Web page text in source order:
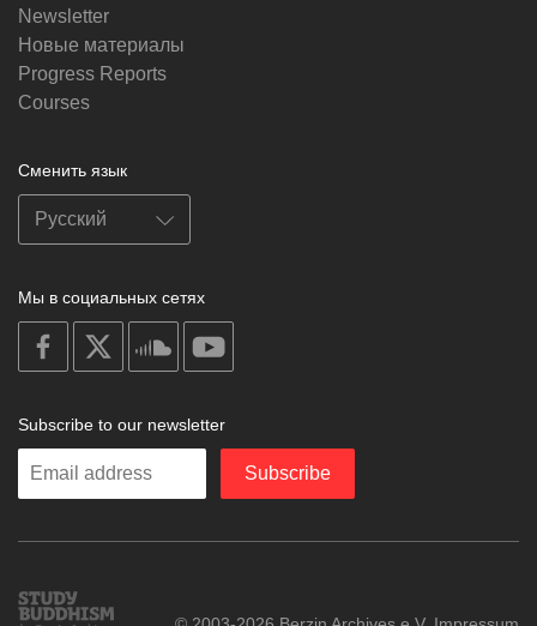
Newsletter
Новые материалы
Progress Reports
Courses
Сменить язык
Мы в социальных сетях
on
facebook
soundcloud
Subscribe to our newsletter
Enter
Subscribe
Study